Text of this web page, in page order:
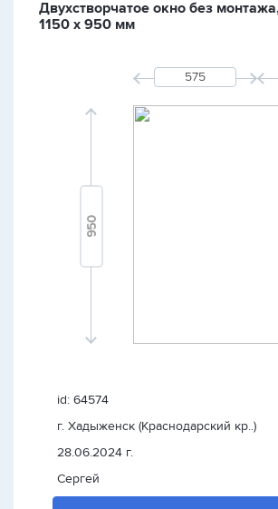
Двухстворчатое окно без
1150 х 950 мм
id: 64574
г. Хадыженск (Краснодарский кр..)
28.06.2024 г.
Сергей